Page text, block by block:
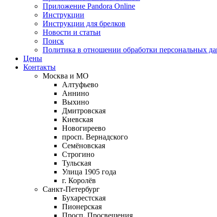
Приложение Pandora Online
Инструкции
Инструкции для брелков
Новости и статьи
Поиск
Политика в отношении обработки персональных
Цены
Контакты
Москва и МО
Алтуфьево
Аннино
Выхино
Дмитровская
Киевская
Новогиреево
просп. Вернадского
Семёновская
Строгино
Тульская
Улица 1905 года
г. Королёв
Санкт-Петербург
Бухарестская
Пионерская
Просп. Просвещения